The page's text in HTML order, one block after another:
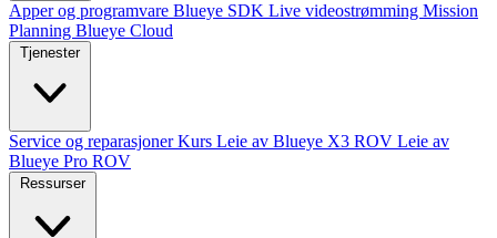
Apper og programvare Blueye SDK Live videostrømming Mission
Planning Blueye Cloud
Tjenester
Service og reparasjonerKurs Leie av Blueye X3 ROV Leie av
Blueye Pro ROV
Ressurser